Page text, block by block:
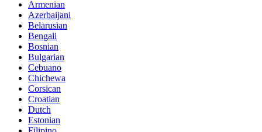
Armenian
Azerbaijani
Belarusian
Bengali
Bosnian
Bulgarian
Cebuano
Chichewa
Corsican
Croatian
Dutch
Estonian